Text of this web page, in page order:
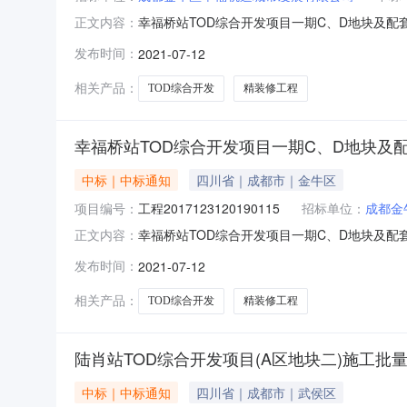
正文内容： 幸福桥站TOD综合开发项目一期C、D地块及
展有限公司项目业主联系电话028-60171132
发布时间： 2021-07-12
相关产品：
TOD综合开发 精装修工程
幸福桥站TOD综合开发项目一期C、D地块及
中标｜中标通知
四川省｜成都市｜金牛区
项目编号： 工程2017123120190115 招标单位： 成都
正文内容： 幸福桥站TOD综合开发项目一期C、D地块及
业主联系电话028-60171132招标人成都金牛
成都市公共资
发布时间： 2021-07-12
相关产品：
TOD综合开发 精装修工程
陆肖站TOD综合开发项目(A区地块二)施工批
中标｜中标通知 四川省｜成都市｜武侯区